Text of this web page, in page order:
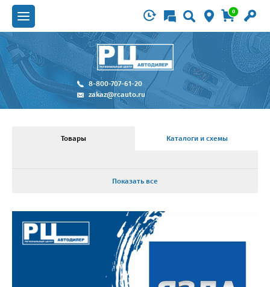
0
8-800-707-61-20
zakaz@rcauto.ru
Товары Каталоги и схемы
Показать все